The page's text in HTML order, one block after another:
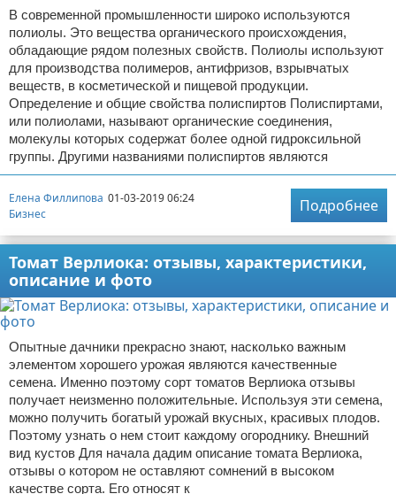
В современной промышленности широко используются
полиолы. Это вещества органического происхождения,
обладающие рядом полезных свойств. Полиолы используют
для производства полимеров, антифризов, взрывчатых
веществ, в косметической и пищевой продукции.
Определение и общие свойства полиспиртов Полиспиртами,
или полиолами, называют органические соединения,
молекулы которых содержат более одной гидроксильной
группы. Другими названиями полиспиртов являются
Елена Филлипова 01-03-2019 06:24
Бизнес
Подробнее
Томат Верлиока: отзывы, характеристики,
описание и фото
Опытные дачники прекрасно знают, насколько важным
элементом хорошего урожая являются качественные
семена. Именно поэтому сорт томатов Верлиока отзывы
получает неизменно положительные. Используя эти семена,
можно получить богатый урожай вкусных, красивых плодов.
Поэтому узнать о нем стоит каждому огороднику. Внешний
вид кустов Для начала дадим описание томата Верлиока,
отзывы о котором не оставляют сомнений в высоком
качестве сорта. Его относят к